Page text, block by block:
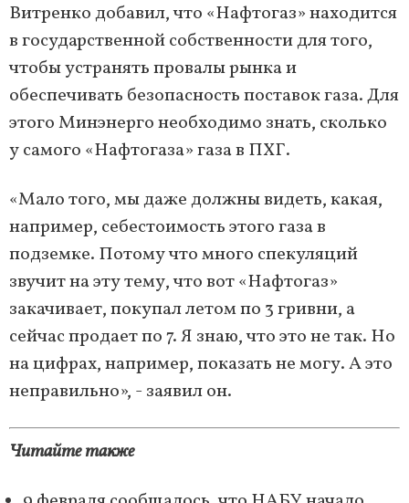
Витренко добавил, что «Нафтогаз» находится
в государственной собственности для того,
чтобы устранять провалы рынка и
обеспечивать безопасность поставок газа. Для
этого Минэнерго необходимо знать, сколько
у самого «Нафтогаза» газа в ПХГ.
«Мало того, мы даже должны видеть, какая,
например, себестоимость этого газа в
подземке. Потому что много спекуляций
звучит на эту тему, что вот «Нафтогаз»
закачивает, покупал летом по 3 гривни, а
сейчас продает по 7. Я знаю, что это не так. Но
на цифрах, например, показать не могу. А это
неправильно», - заявил он.
Читайте также